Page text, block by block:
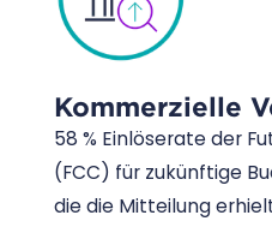
Kommerzielle
58 % Einlöserate der
(FCC) für zukünftige
die die Mitteilung